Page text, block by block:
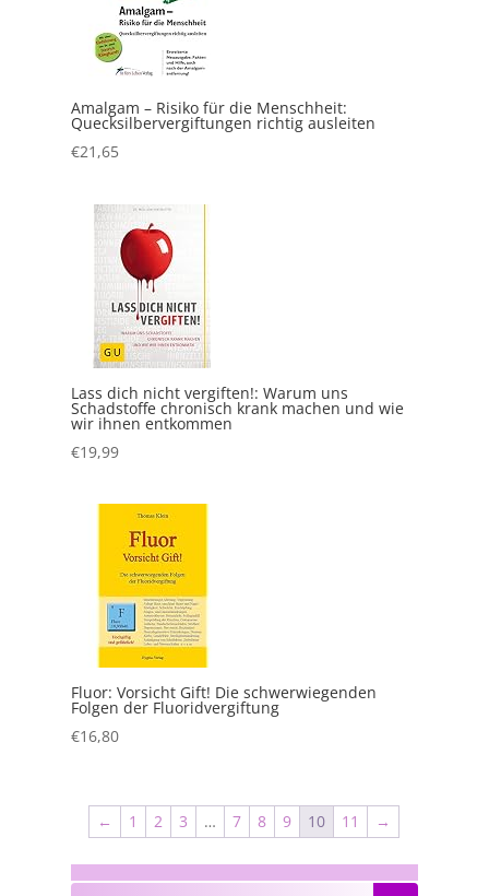
Amalgam – Risiko für die Menschheit:
Quecksilbervergiftungen richtig ausleiten
€21,65
Lass dich nicht vergiften!: Warum uns
Schadstoffe chronisch krank machen und wie
wir ihnen entkommen
€19,99
Fluor: Vorsicht Gift! Die schwerwiegenden
Folgen der Fluoridvergiftung
€16,80
← 1 2 3 … 7 8 9 10 11 →